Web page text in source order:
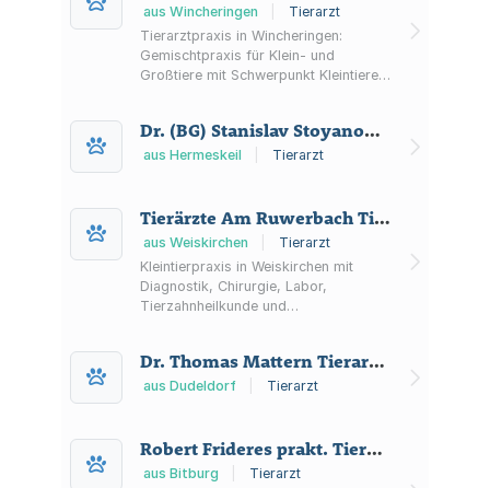
aus Wincheringen
Tierarzt
Tierarztpraxis in Wincheringen:
Gemischtpraxis für Klein- und
Großtiere mit Schwerpunkt Kleintiere.
Ultraschall, digitales Röntgen,
Zahnheilkunde und Weichteil-OPs
Dr. (BG) Stanislav Stoyanov Tierarztpraxis
aus Hermeskeil Tierarzt
Tierärzte Am Ruwerbach Tierärzte
aus Weiskirchen
Tierarzt
Kleintierpraxis in Weiskirchen mit
Diagnostik, Chirurgie, Labor,
Tierzahnheilkunde und
Dr. Thomas Mattern Tierarztpraxis
aus Dudeldorf Tierarzt
Robert Frideres prakt. Tierarzt
aus Bitburg
Tierarzt